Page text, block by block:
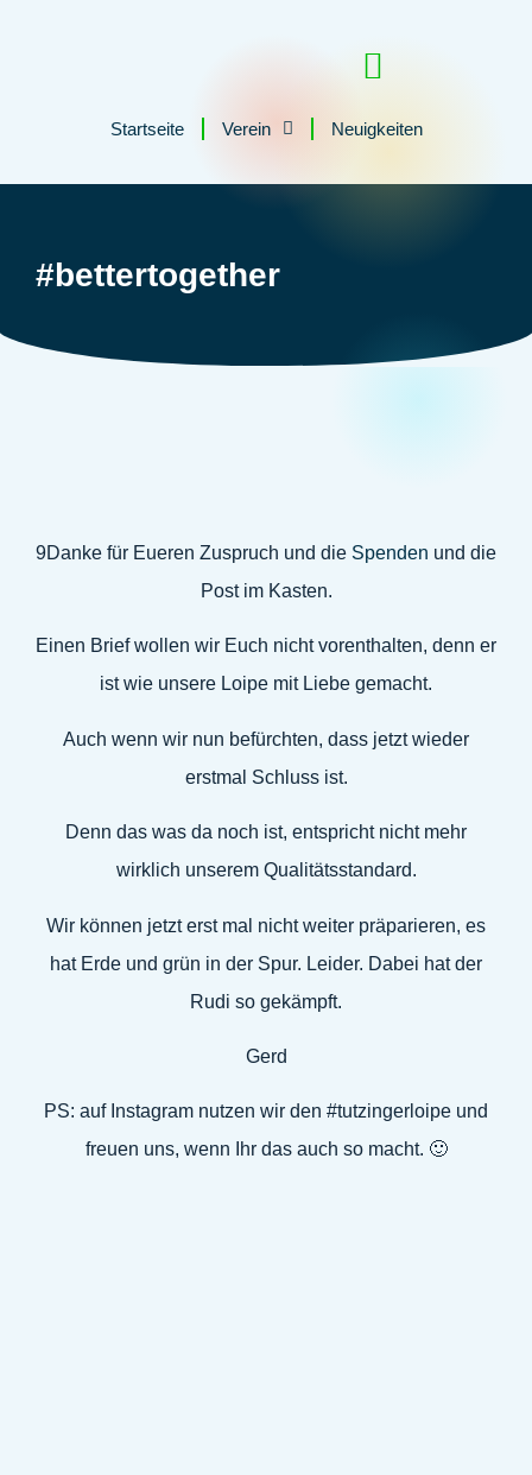
Startseite Verein Neuigkeiten
#bettertogether
9Danke für Eueren Zuspruch und die Spenden und die
Post im Kasten.
Einen Brief wollen wir Euch nicht vorenthalten, denn er
ist wie unsere Loipe mit Liebe gemacht.
Auch wenn wir nun befürchten, dass jetzt wieder
erstmal Schluss ist.
Denn das was da noch ist, entspricht nicht mehr
wirklich unserem Qualitätsstandard.
Wir können jetzt erst mal nicht weiter präparieren, es
hat Erde und grün in der Spur. Leider. Dabei hat der
Rudi so gekämpft.
Gerd
PS: auf Instagram nutzen wir den #tutzingerloipe und
freuen uns, wenn Ihr das auch so macht. 🙂